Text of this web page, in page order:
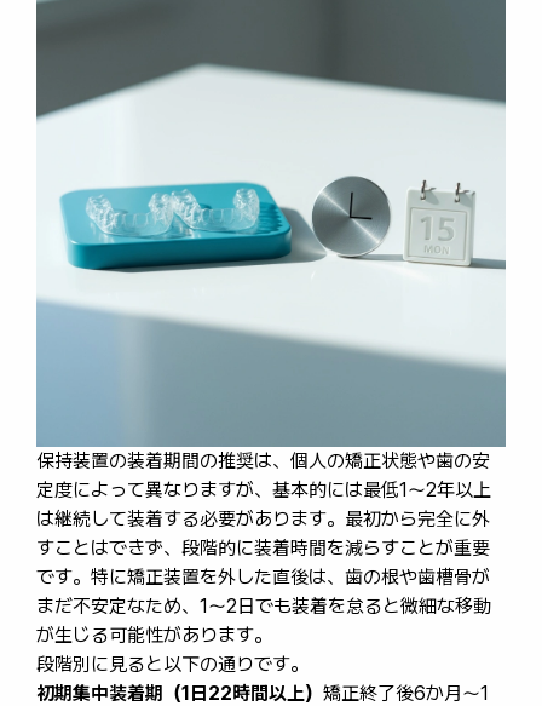
保持装置の装着期間の推奨は、個人の矯正状態や歯の安
定度によって異なりますが、基本的には最低1〜2年以上
は継続して装着する必要があります。最初から完全に外
すことはできず、段階的に装着時間を減らすことが重要
です。特に矯正装置を外した直後は、歯の根や歯槽骨が
まだ不安定なため、1〜2日でも装着を怠ると微細な移動
が生じる可能性があります。
段階別に見ると以下の通りです。
初期集中装着期（1日22時間以上） 矯正終了後6か月～1